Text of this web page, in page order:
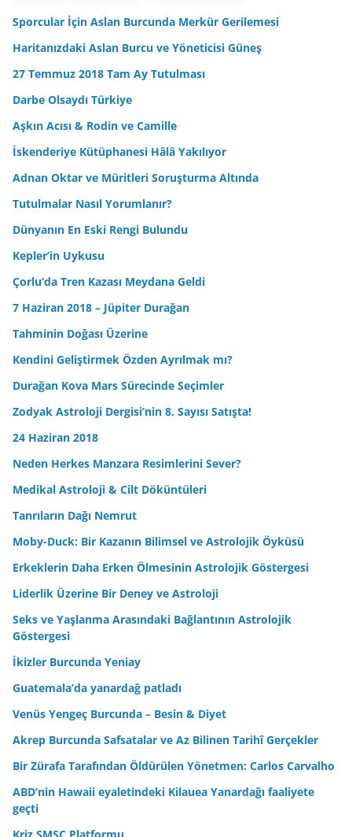
Sporcular İçin Aslan Burcunda Merkür Gerilemesi
Haritanızdaki Aslan Burcu ve Yöneticisi Güneş
27 Temmuz 2018 Tam Ay Tutulması
Darbe Olsaydı Türkiye
Aşkın Acısı & Rodin ve Camille
İskenderiye Kütüphanesi Hâlâ Yakılıyor
Adnan Oktar ve Müritleri Soruşturma Altında
Tutulmalar Nasıl Yorumlanır?
Dünyanın En Eski Rengi Bulundu
Kepler’in Uykusu
Çorlu’da Tren Kazası Meydana Geldi
7 Haziran 2018 – Jüpiter Durağan
Tahminin Doğası Üzerine
Kendini Geliştirmek Özden Ayrılmak mı?
Durağan Kova Mars Sürecinde Seçimler
Zodyak Astroloji Dergisi’nin 8. Sayısı Satışta!
24 Haziran 2018
Neden Herkes Manzara Resimlerini Sever?
Medikal Astroloji & Cilt Döküntüleri
Tanrıların Dağı Nemrut
Moby-Duck: Bir Kazanın Bilimsel ve Astrolojik Öyküsü
Erkeklerin Daha Erken Ölmesinin Astrolojik Göstergesi
Liderlik Üzerine Bir Deney ve Astroloji
Seks ve Yaşlanma Arasındaki Bağlantının Astrolojik
Göstergesi
İkizler Burcunda Yeniay
Guatemala’da yanardağ patladı
Venüs Yengeç Burcunda – Besin & Diyet
Akrep Burcunda Safsatalar ve Az Bilinen Tarihî Gerçekler
Bir Zürafa Tarafından Öldürülen Yönetmen: Carlos Carvalho
ABD’nin Hawaii eyaletindeki Kilauea Yanardağı faaliyete
geçti